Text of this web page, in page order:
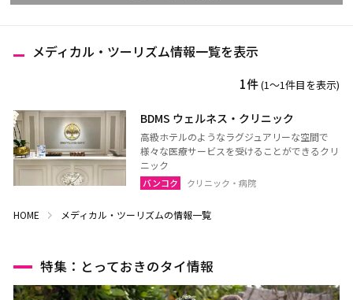
ランプーン
スコータイ
ターク
カンペーンペット
ピッサヌローク
ナーン
パヤオ
プレー
ペッチャブーン
ウタイターニー
メディカル・ツーリズム情報一覧を表示
1件(1〜1件目を表示)
BDMS ウェルネス・クリニック
高級ホテルのようなラグジュアリーな空間で
様々な医療サービスを受けることができるクリ
ニック
バンコク クリニック・病院
HOME メディカル・ツーリズムの情報一覧
特集：とっておきのタイ情報